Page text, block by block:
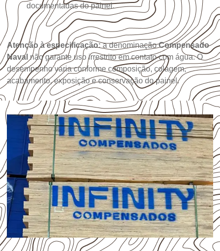
documentadas do painel.
Atenção à especificação:a denominaçãoCompensado
Naval não garante uso irrestrito em contato com água. O
desempenho varia conforme composição, colagem,
acabamento, exposição e conservação do painel.